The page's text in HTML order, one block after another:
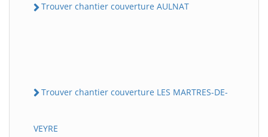
Trouver chantier couverture AULNAT
Trouver chantier couverture LES MARTRES-DE-
VEYRE